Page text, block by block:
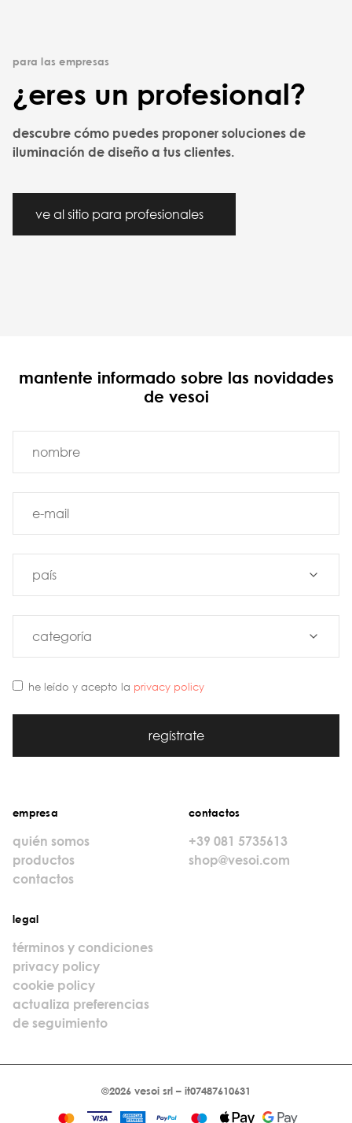
para las empresas
¿eres un profesional?
descubre cómo puedes proponer soluciones de
iluminación de diseño a tus clientes.
ve al sitio para profesionales
mantente informado sobre las novidades
de vesoi
he leído y acepto la privacy policy
regístrate
empresa
quién somos
productos
contactos
contactos
+39 081 5735613
shop@vesoi.com
legal
términos y condiciones
privacy policy
cookie policy
actualiza preferencias
de seguimiento
©2026 vesoi srl – it07487610631